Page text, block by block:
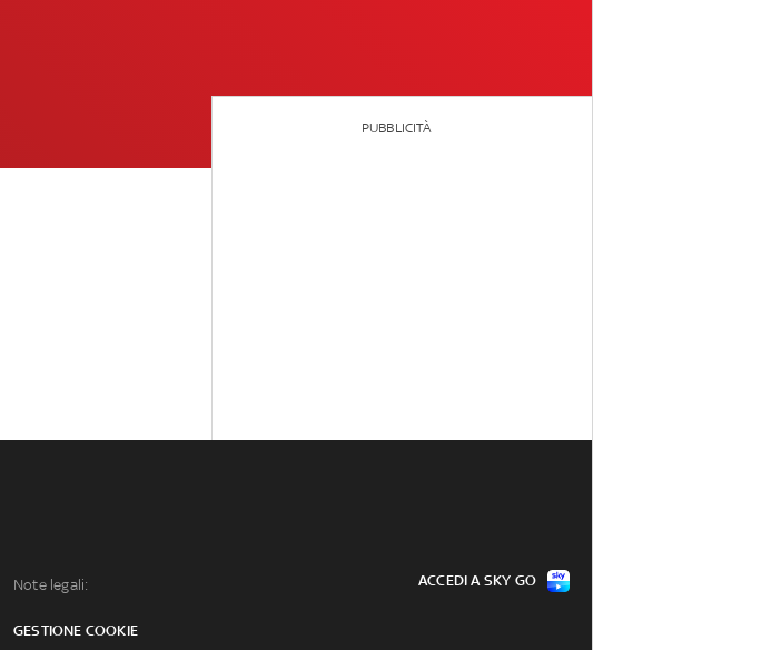
PUBBLICITÀ
Note legali:
GESTIONE COOKIE
ACCEDI A SKY GO